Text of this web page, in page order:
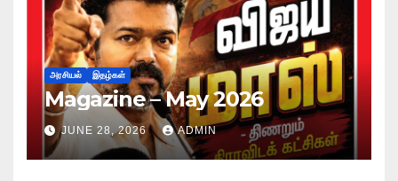
அரசியல் இதழ்கள்
Magazine – May 2026
JUNE 28, 2026 ADMIN